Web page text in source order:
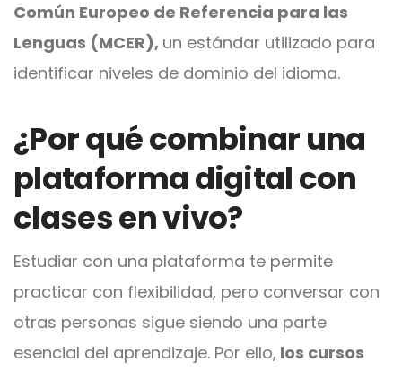
Común Europeo de Referencia para las
Lenguas (MCER), un estándar utilizado para
identificar niveles de dominio del idioma.
¿Por qué combinar una
plataforma digital con
clases en vivo?
Estudiar con una plataforma te permite
practicar con flexibilidad, pero conversar con
otras personas sigue siendo una parte
esencial del aprendizaje. Por ello, los cursos